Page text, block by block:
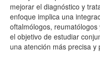
mejorar el diagnóstico y
enfoque implica una
oftalmólogos,
el objetivo de estudiar
una atención más precisa y